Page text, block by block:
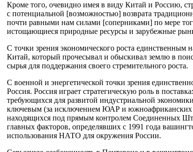
Кроме того, очевидно имея в виду Китай и Россию,
с потенциальной [возможностью] возврата
почти равными нам силами [соперниками] по мере
истощающиеся природные ресурсы и зарубежные
С точки зрения экономического роста
Китай, который прочесывал и обыскивал землю в
сырья для поддержания своего стремительного роста.
С военной и энергетической точки зрения
Россия. Россия играет стратегическую роль в
требующихся для развитой индустриальной
ключевым (за исключением ЮАР и южноафриканских
находящихся под прямым контролем Соединенных
главных факторов, определявших с 1991 года
использования НАТО для окружения России.